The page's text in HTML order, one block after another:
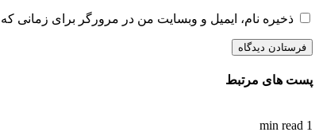
ذخیره نام، ایمیل و وبسایت من در مرورگر برای زمانی
پست های مرتبط
1 min read